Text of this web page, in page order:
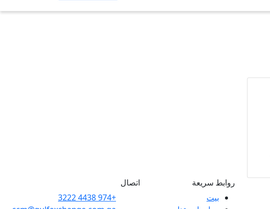
روابط سريعة
بيت
اتصال
+974 4438 3222